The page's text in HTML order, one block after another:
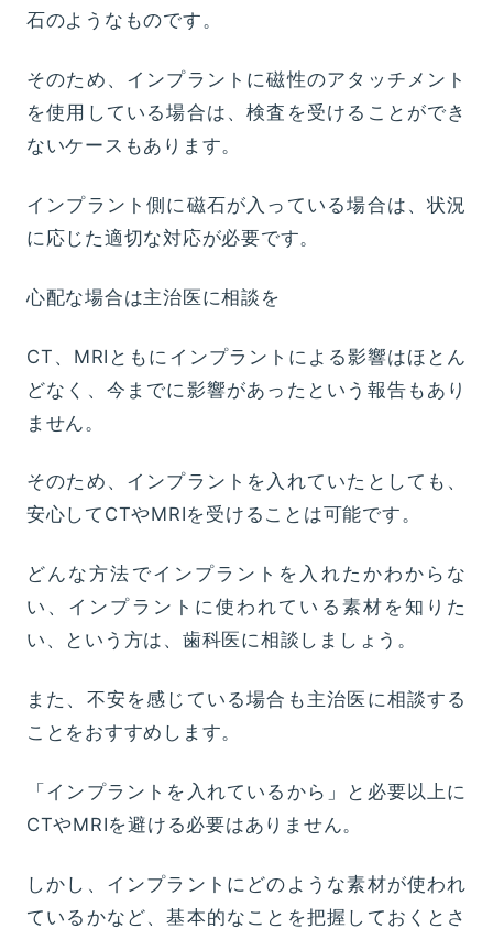
石のようなものです。
そのため、インプラントに磁性のアタッチメント
を使用している場合は、検査を受けることができ
ないケースもあります。
インプラント側に磁石が入っている場合は、状況
に応じた適切な対応が必要です。
心配な場合は主治医に相談を
CT、MRIともにインプラントによる影響はほとん
どなく、今までに影響があったという報告もあり
ません。
そのため、インプラントを入れていたとしても、
安心してCTやMRIを受けることは可能です。
どんな方法でインプラントを入れたかわからな
い、インプラントに使われている素材を知りた
い、という方は、歯科医に相談しましょう。
また、不安を感じている場合も主治医に相談する
ことをおすすめします。
「インプラントを入れているから」と必要以上に
CTやMRIを避ける必要はありません。
しかし、インプラントにどのような素材が使われ
ているかなど、基本的なことを把握しておくとさ